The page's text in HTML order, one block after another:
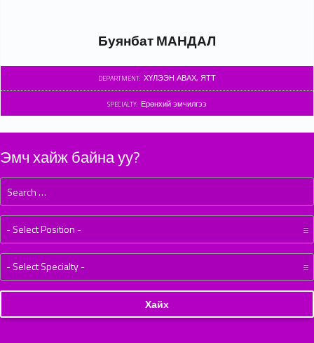
Буянбат МАНДАЛ
DEPARTMENT: ХҮЛЭЭН АВАХ, ЯТТ
SPECIALTY: Ерөнхий эмчилгээ
Эмч хайж байна уу?
Search for:
Position:
Specialty: